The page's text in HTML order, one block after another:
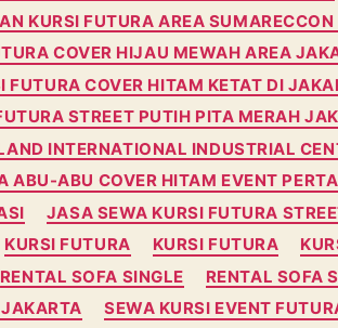
KURSI FUTURA AREA
COVER HIJAU MEWAH AREA
FUTURA COVER HITAM KETAT DI
STREET PUTIH PITA MERAH
INTERNATIONAL INDUSTRIAL
ABU-ABU COVER HITAM EVENT
JASA SEWA KURSI FUTURA
KURSI FUTURA KURSI FUTURA
RENTAL SOFA SINGLE
RENTAL SOFA
SEWA KURSI EVENT